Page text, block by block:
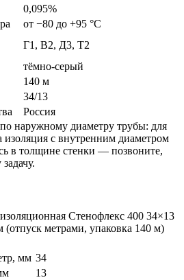
0,095%
от −80 до +95 °C
Г1, В2, Д3, Т2
тёмно-серый
140 м
34/13
Россия
наружному диаметру трубы: для
с внутренним диаметром
в толщине стенки — позвоните,
Стенофлекс 400 34×13
метрами, упаковка 140 м)
мм 34
13